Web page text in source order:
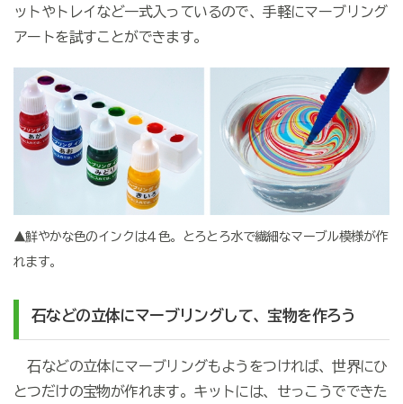
ットやトレイなど一式入っているので、手軽にマーブリング
アートを試すことができます。
▲鮮やかな色のインクは４色。とろとろ水で繊細なマーブル模様が作
れます。
石などの立体にマーブリングして、宝物を作ろう
石などの立体にマーブリングもようをつければ、世界にひ
とつだけの宝物が作れます。キットには、せっこうでできた